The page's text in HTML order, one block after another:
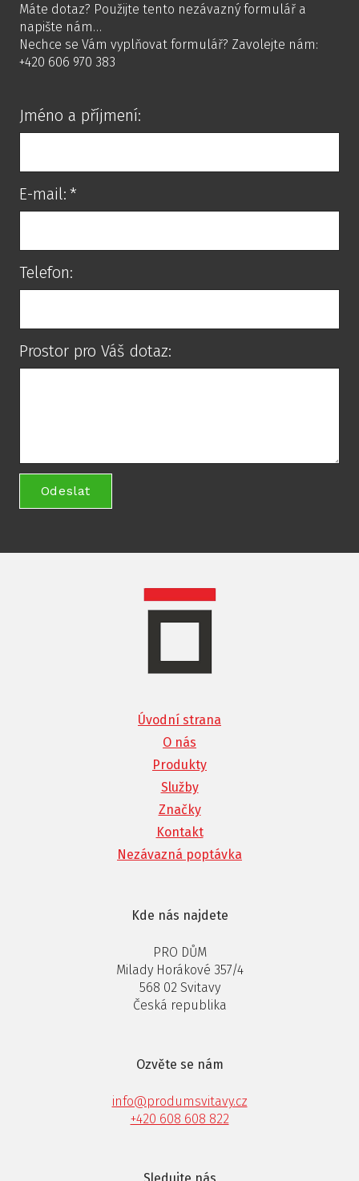
Máte dotaz? Použijte tento nezávazný formulář a
napište nám…
Nechce se Vám vyplňovat formulář? Zavolejte nám:
+420 606 970 383
Jméno a příjmení:
E-mail: *
Telefon:
Prostor pro Váš dotaz:
Odeslat
Úvodní strana
O nás
Produkty
Služby
Značky
Kontakt
Nezávazná poptávka
Kde nás najdete
PRO DŮM
Milady Horákové 357/4
568 02 Svitavy
Česká republika
Ozvěte se nám
info@produmsvitavy.cz
+420 608 608 822